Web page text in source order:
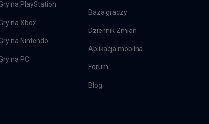
Gry na PlayStation
Gry na Xbox
Gry na Nintendo
Gry na PC
Baza graczy
Dziennik Zmian
Aplikacja mobilna
Forum
Blog